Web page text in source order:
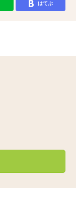
はてぶ